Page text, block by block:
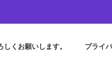
しくお願いします。 プライ